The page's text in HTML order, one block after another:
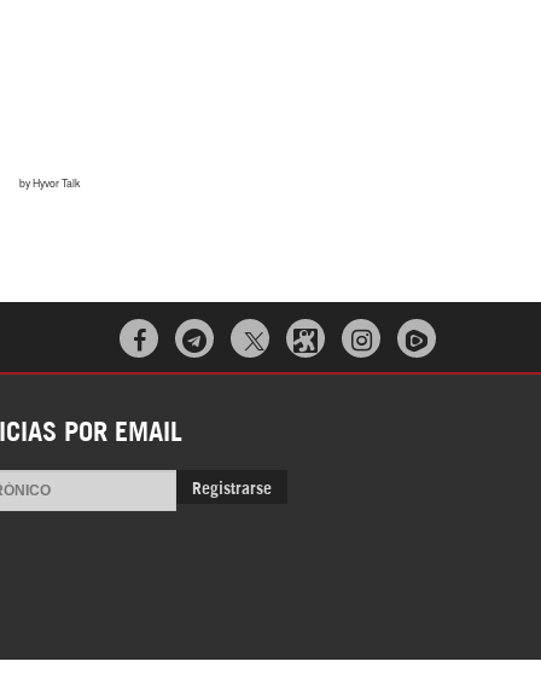
  
POR EMAIL
Registrarse